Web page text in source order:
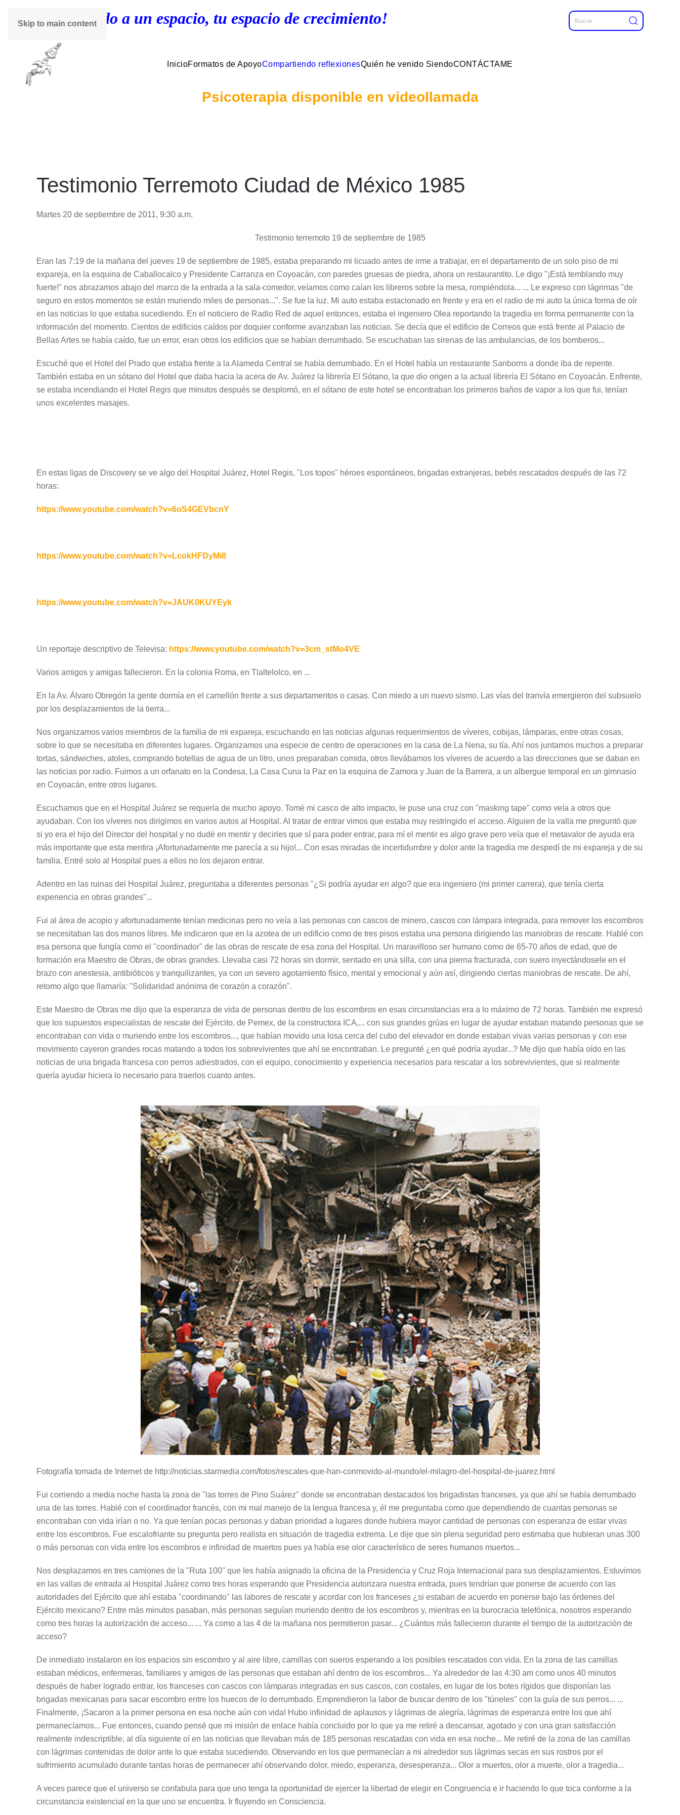
Skip to main content
¡Bienvenido a un espacio, tu espacio de crecimiento!
InicioFormatos de ApoyoCompartiendo reflexionesQuién he venido SiendoCONTÁCTAME
Psicoterapia disponible en videollamada
Testimonio Terremoto Ciudad de México 1985
Martes 20 de septiembre de 2011, 9:30 a.m.
Testimonio terremoto 19 de septiembre de 1985
Eran las 7:19 de la mañana del jueves 19 de septiembre de 1985, estaba preparando mi licuado antes de irme a trabajar, en el departamento de un solo piso de mi
expareja, en la esquina de Caballocalco y Presidente Carranza en Coyoacán, con paredes gruesas de piedra, ahora un restaurantito. Le digo "¡Está temblando muy
fuerte!" nos abrazamos abajo del marco de la entrada a la sala-comedor, veíamos como caían los libreros sobre la mesa, rompiéndola... ... Le expreso con lágrimas "de
seguro en estos momentos se están muriendo miles de personas...". Se fue la luz. Mi auto estaba estacionado en frente y era en el radio de mi auto la única forma de oír
en las noticias lo que estaba sucediendo. En el noticiero de Radio Red de aquel entonces, estaba el ingeniero Olea reportando la tragedia en forma permanente con la
información del momento. Cientos de edificios caídos por doquier conforme avanzaban las noticias. Se decía que el edificio de Correos que está frente al Palacio de
Bellas Artes se había caído, fue un error, eran otros los edificios que se habían derrumbado. Se escuchaban las sirenas de las ambulancias, de los bomberos...
Escuché que el Hotel del Prado que estaba frente a la Alameda Central se había derrumbado. En el Hotel había un restaurante Sanborns a donde iba de repente.
También estaba en un sótano del Hotel que daba hacia la acera de Av. Juárez la librería El Sótano, la que dio origen a la actual librería El Sótano en Coyoacán. Enfrente,
se estaba incendiando el Hotel Regis que minutos después se desplomó, en el sótano de este hotel se encontraban los primeros baños de vapor a los que fui, tenían
unos excelentes masajes.
En estas ligas de Discovery se ve algo del Hospital Juárez, Hotel Regis, "Los topos" héroes espontáneos, brigadas extranjeras, bebés rescatados después de las 72
horas:
https://www.youtube.com/watch?v=6oS4GEVbcnY
https://www.youtube.com/watch?v=LcokHFDyMi8
https://www.youtube.com/watch?v=JAUK0KUYEyk
Un reportaje descriptivo de Televisa: https://www.youtube.com/watch?v=3cm_stMo4VE
Varios amigos y amigas fallecieron. En la colonia Roma, en Tlaltelolco, en ...
En la Av. Álvaro Obregón la gente dormía en el camellón frente a sus departamentos o casas. Con miedo a un nuevo sismo. Las vías del tranvía emergieron del subsuelo
por los desplazamientos de la tierra...
Nos organizamos varios miembros de la familia de mi expareja, escuchando en las noticias algunas requerimientos de víveres, cobijas, lámparas, entre otras cosas,
sobre lo que se necesitaba en diferentes lugares. Organizamos una especie de centro de operaciones en la casa de La Nena, su tía. Ahí nos juntamos muchos a preparar
tortas, sándwiches, atoles, comprando botellas de agua de un litro, unos preparaban comida, otros llevábamos los víveres de acuerdo a las direcciones que se daban en
las noticias por radio. Fuimos a un orfanato en la Condesa, La Casa Cuna la Paz en la esquina de Zamora y Juan de la Barrera, a un albergue temporal en un gimnasio
en Coyoacán, entre otros lugares.
Escuchamos que en el Hospital Juárez se requería de mucho apoyo. Tomé mi casco de alto impacto, le puse una cruz con "masking tape" como veía a otros que
ayudaban. Con los víveres nos dirigimos en varios autos al Hospital. Al tratar de entrar vimos que estaba muy restringido el acceso. Alguien de la valla me preguntó que
si yo era el hijo del Director del hospital y no dudé en mentir y decirles que sí para poder entrar, para mí el mentir es algo grave pero veía que el metavalor de ayuda era
más importante que esta mentira ¡Afortunadamente me parecía a su hijo!... Con esas miradas de incertidumbre y dolor ante la tragedia me despedí de mi expareja y de su
familia. Entré solo al Hospital pues a ellos no los dejaron entrar.
Adentro en las ruinas del Hospital Juárez, preguntaba a diferentes personas "¿Si podría ayudar en algo? que era ingeniero (mi primer carrera), que tenía cierta
experiencia en obras grandes"...
Fui al área de acopio y afortunadamente tenían medicinas pero no veía a las personas con cascos de minero, cascos con lámpara integrada, para remover los escombros
se necesitaban las dos manos libres. Me indicaron que en la azotea de un edificio como de tres pisos estaba una persona dirigiendo las maniobras de rescate. Hablé con
esa persona que fungía como el "coordinador" de las obras de rescate de esa zona del Hospital. Un maravilloso ser humano como de 65-70 años de edad, que de
formación era Maestro de Obras, de obras grandes. Llevaba casi 72 horas sin dormir, sentado en una silla, con una pierna fracturada, con suero inyectándosele en el
brazo con anestesia, antibióticos y tranquilizantes, ya con un severo agotamiento físico, mental y emocional y aún así, dirigiendo ciertas maniobras de rescate. De ahí,
retomo algo que llamaría: "Solidaridad anónima de corazón a corazón".
Este Maestro de Obras me dijo que la esperanza de vida de personas dentro de los escombros en esas circunstancias era a lo máximo de 72 horas. También me expresó
que los supuestos especialistas de rescate del Ejército, de Pemex, de la constructora ICA,... con sus grandes grúas en lugar de ayudar estaban matando personas que se
encontraban con vida o muriendo entre los escombros..., que habían movido una losa cerca del cubo del elevador en donde estaban vivas varias personas y con ese
movimiento cayeron grandes rocas matando a todos los sobrevivientes que ahí se encontraban. Le pregunté ¿en qué podría ayudar...? Me dijo que había oído en las
noticias de una brigada francesa con perros adiestrados, con el equipo, conocimiento y experiencia necesarios para rescatar a los sobrevivientes, que si realmente
quería ayudar hiciera lo necesario para traerlos cuanto antes.
Fotografía tomada de Internet de http://noticias.starmedia.com/fotos/rescates-que-han-conmovido-al-mundo/el-milagro-del-hospital-de-juarez.html
Fui corriendo a media noche hasta la zona de "las torres de Pino Suárez" donde se encontraban destacados los brigadistas franceses, ya que ahí se había derrumbado
una de las torres. Hablé con el coordinador francés, con mi mal manejo de la lengua francesa y, él me preguntaba como que dependiendo de cuantas personas se
encontraban con vida irían o no. Ya que tenían pocas personas y daban prioridad a lugares donde hubiera mayor cantidad de personas con esperanza de estar vivas
entre los escombros. Fue escalofriante su pregunta pero realista en situación de tragedia extrema. Le dije que sin plena seguridad pero estimaba que hubieran unas 300
o más personas con vida entre los escombros e infinidad de muertos pues ya había ese olor característico de seres humanos muertos...
Nos desplazamos en tres camiones de la "Ruta 100" que les había asignado la oficina de la Presidencia y Cruz Roja Internacional para sus desplazamientos. Estuvimos
en las vallas de entrada al Hospital Juárez como tres horas esperando que Presidencia autorizara nuestra entrada, pues tendrían que ponerse de acuerdo con las
autoridades del Ejército que ahí estaba "coordinando" las labores de rescate y acordar con los franceses ¿si estaban de acuerdo en ponerse bajo las órdenes del
Ejército mexicano? Entre más minutos pasaban, más personas seguían muriendo dentro de los escombros y, mientras en la burocracia telefónica, nosotros esperando
como tres horas la autorización de acceso... ... Ya como a las 4 de la mañana nos permitieron pasar... ¿Cuántos más fallecieron durante el tiempo de la autorización de
acceso?
De inmediato instalaron en los espacios sin escombro y al aire libre, camillas con sueros esperando a los posibles rescatados con vida. En la zona de las camillas
estaban médicos, enfermeras, familiares y amigos de las personas que estaban ahí dentro de los escombros... Ya alrededor de las 4:30 am como unos 40 minutos
después de haber logrado entrar, los franceses con cascos con lámparas integradas en sus cascos, con costales, en lugar de los botes rígidos que disponían las
brigadas mexicanas para sacar escombro entre los huecos de lo derrumbado. Emprendieron la labor de buscar dentro de los "túneles" con la guía de sus perros... ...
Finalmente, ¡Sacaron a la primer persona en esa noche aún con vida! Hubo infinidad de aplausos y lágrimas de alegría, lágrimas de esperanza entre los que ahí
permanecíamos... Fue entonces, cuando pensé que mi misión de enlace había concluido por lo que ya me retiré a descansar, agotado y con una gran satisfacción
realmente indescriptible, al día siguiente oí en las noticias que llevaban más de 185 personas rescatadas con vida en esa noche... Me retiré de la zona de las camillas
con lágrimas contenidas de dolor ante lo que estaba sucediendo. Observando en los que permanecían a mi alrededor sus lágrimas secas en sus rostros por el
sufrimiento acumulado durante tantas horas de permanecer ahí observando dolor, miedo, esperanza, desesperanza... Olor a muertos, olor a muerte, olor a tragedia...
A veces parece que el universo se confabula para que uno tenga la oportunidad de ejercer la libertad de elegir en Congruencia e ir haciendo lo que toca conforme a la
circunstancia existencial en la que uno se encuentra. Ir fluyendo en Consciencia.